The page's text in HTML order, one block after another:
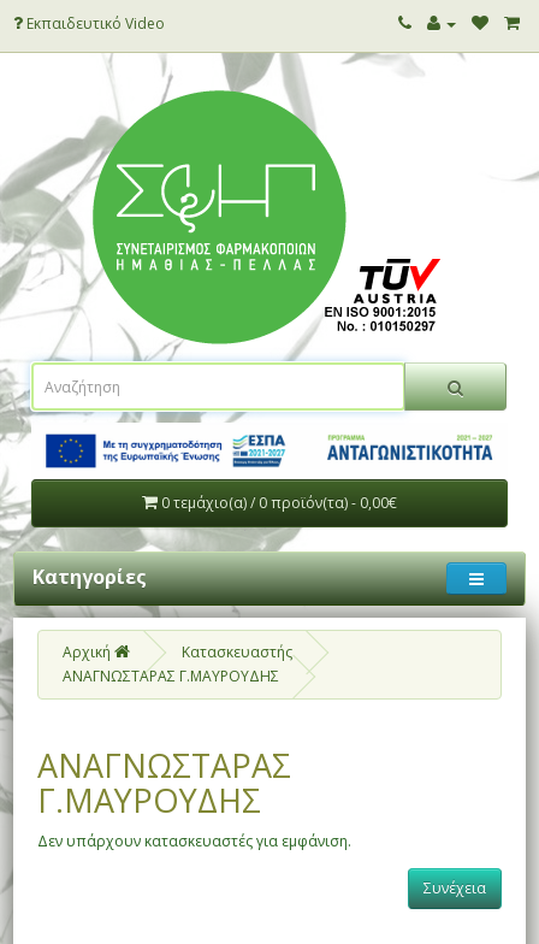
Εκπαιδευτικό Video
0 τεμάχιο(α) / 0 προϊόν(τα) - 0,00€
Κατηγορίες
Αρχική
Κατασκευαστής
ΑΝΑΓΝΩΣΤΑΡΑΣ Γ.ΜΑΥΡΟΥΔΗΣ
ΑΝΑΓΝΩΣΤΑΡΑΣ
Γ.ΜΑΥΡΟΥΔΗΣ
Δεν υπάρχουν κατασκευαστές για εμφάνιση.
Συνέχεια